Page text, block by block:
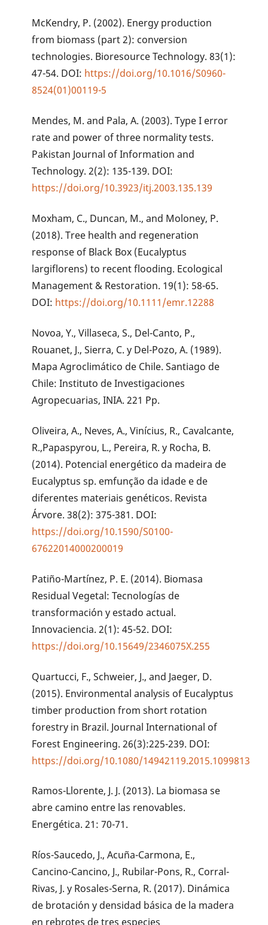
McKendry, P. (2002). Energy production
from biomass (part 2): conversion
technologies. Bioresource Technology. 83(1):
47-54. DOI: https://doi.org/10.1016/S0960-
8524(01)00119-5
Mendes, M. and Pala, A. (2003). Type I error
rate and power of three normality tests.
Pakistan Journal of Information and
Technology. 2(2): 135-139. DOI:
https://doi.org/10.3923/itj.2003.135.139
Moxham, C., Duncan, M., and Moloney, P.
(2018). Tree health and regeneration
response of Black Box (Eucalyptus
largiflorens) to recent flooding. Ecological
Management & Restoration. 19(1): 58-65.
DOI: https://doi.org/10.1111/emr.12288
Novoa, Y., Villaseca, S., Del-Canto, P.,
Rouanet, J., Sierra, C. y Del-Pozo, A. (1989).
Mapa Agroclimático de Chile. Santiago de
Chile: Instituto de Investigaciones
Agropecuarias, INIA. 221 Pp.
Oliveira, A., Neves, A., Vinícius, R., Cavalcante,
R.,Papaspyrou, L., Pereira, R. y Rocha, B.
(2014). Potencial energético da madeira de
Eucalyptus sp. emfunção da idade e de
diferentes materiais genéticos. Revista
Árvore. 38(2): 375-381. DOI:
https://doi.org/10.1590/S0100-
67622014000200019
Patiño-Martínez, P. E. (2014). Biomasa
Residual Vegetal: Tecnologías de
transformación y estado actual.
Innovaciencia. 2(1): 45-52. DOI:
https://doi.org/10.15649/2346075X.255
Quartucci, F., Schweier, J., and Jaeger, D.
(2015). Environmental analysis of Eucalyptus
timber production from short rotation
forestry in Brazil. Journal International of
Forest Engineering. 26(3):225-239. DOI:
https://doi.org/10.1080/14942119.2015.1099813
Ramos-Llorente, J. J. (2013). La biomasa se
abre camino entre las renovables.
Energética. 21: 70-71.
Ríos-Saucedo, J., Acuña-Carmona, E.,
Cancino-Cancino, J., Rubilar-Pons, R., Corral-
Rivas, J. y Rosales-Serna, R. (2017). Dinámica
de brotación y densidad básica de la madera
en rebrotes de tres especies